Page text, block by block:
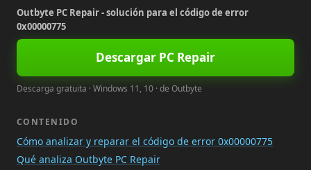
Outbyte PC Repair - solución para el código de error
0x00000775
Descargar PC Repair
Descarga gratuita · Windows 11, 10 · de Outbyte
CONTENIDO
Cómo analizar y reparar el código de error 0x00000775
Qué analiza Outbyte PC Repair